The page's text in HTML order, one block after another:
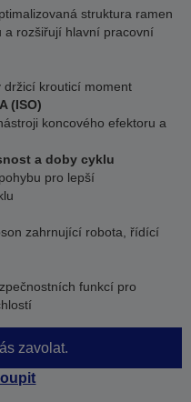
struktura ramen
a rozšiřují hlavní pracovní
držicí krouticí moment
(ISO)
koncového efektoru a
a doby cyklu
pro lepší
zahrnující robota, řídící
funkcí pro
zavolat.